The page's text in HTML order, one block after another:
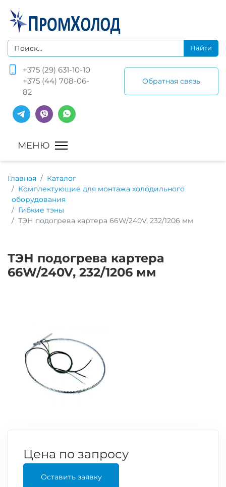
+375 (29) 631-10-10
+375 (44) 708-06-
82
Обратная связь
Главная
Каталог
Комплектующие для монтажа холодильного
оборудования
Гибкие тэны
ТЭН подогрева картера 66W/240V, 232/1206 мм
ТЭН подогрева картера
66W/240V, 232/1206 мм
Цена по запросу
Оставить заявку